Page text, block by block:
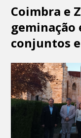
Coimbra e
geminação
conjuntos